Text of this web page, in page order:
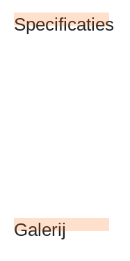
Specificaties
Galerij